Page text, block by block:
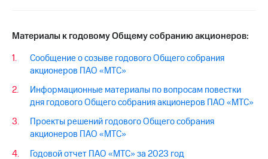
именных
Другое
Реквизиты
Контакты
развитие
деловая этика
Материалы к годовому Общему собранию акционеров:
Сообщение о созыве годового Общего собрания
акционеров ПАО «МТС»
Информационные материалы по вопросам повестки
дня годового Общего собрания акционеров ПАО «МТС»
Проекты решений годового Общего собрания
акционеров ПАО «МТС»
Годовой отчет ПАО «МТС» за 2023 год